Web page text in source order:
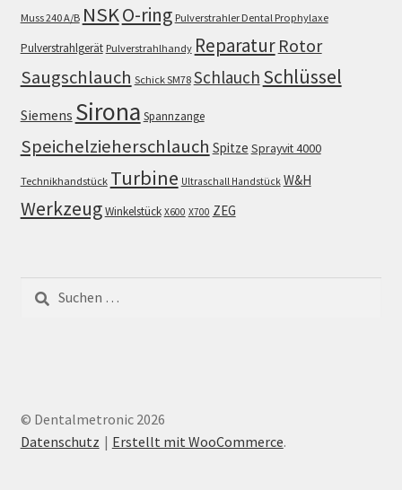
Muss 240 A/B NSKO-ring Pulverstrahler Dental Prophylaxe
Pulverstrahlgerät Pulverstrahlhandy Reparatur Rotor
Saugschlauch Schick SM78 Schlauch Schlüssel
Siemens Sirona Spannzange
Speichelzieherschlauch Spitze Sprayvit 4000
Technikhandstück Turbine Ultraschall Handstück W&H
WerkzeugWinkelstück X600 X700 ZEG
nach:
© Dentalmetronic 2026
Datenschutz
Erstellt mit WooCommerce.